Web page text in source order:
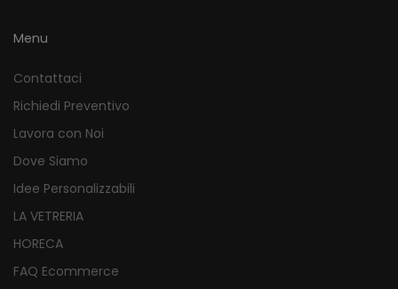
Menu
Contattaci
Richiedi Preventivo
Lavora con Noi
Dove Siamo
Idee Personalizzabili
LA VETRERIA
HORECA
FAQ Ecommerce